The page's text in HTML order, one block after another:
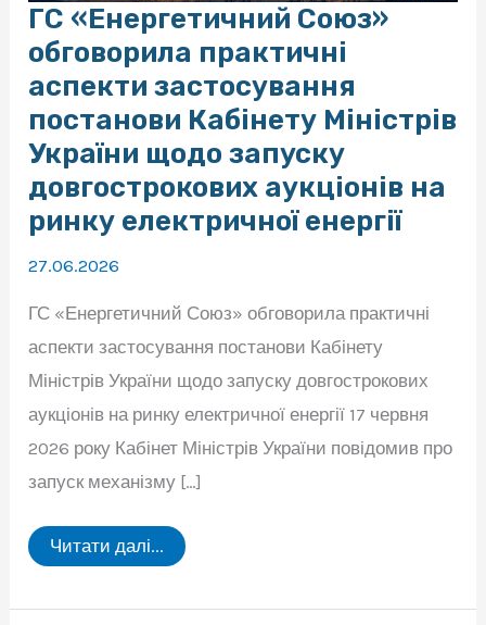
ГС «Енергетичний Союз»
обговорила практичні
аспекти застосування
постанови Кабінету Міністрів
України щодо запуску
довгострокових аукціонів на
ринку електричної енергії
27.06.2026
ГС «Енергетичний Союз» обговорила практичні
аспекти застосування постанови Кабінету
Міністрів України щодо запуску довгострокових
аукціонів на ринку електричної енергії 17 червня
2026 року Кабінет Міністрів України повідомив про
запуск механізму […]
ГС
«Енергетичний
Читати далі...